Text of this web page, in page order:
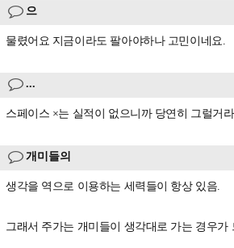
으
물렸어요 지금이라도 팔아야하나 고민이네요.
...
스페이스 ×는 실적이 없으니까 당연히 그럴거
개미들의
생각을 역으로 이용하는 세력들이 항상 있음.
그래서 주가는 개미들이 생각대로 가는 경우가